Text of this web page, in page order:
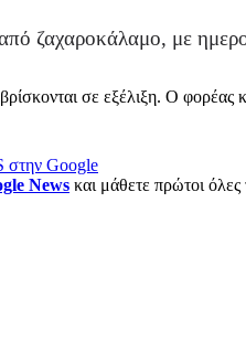
ζαχαροκάλαμο, με
βρίσκονται σε εξέλιξη. Ο
στην Google
News και μάθετε πρώτοι όλες